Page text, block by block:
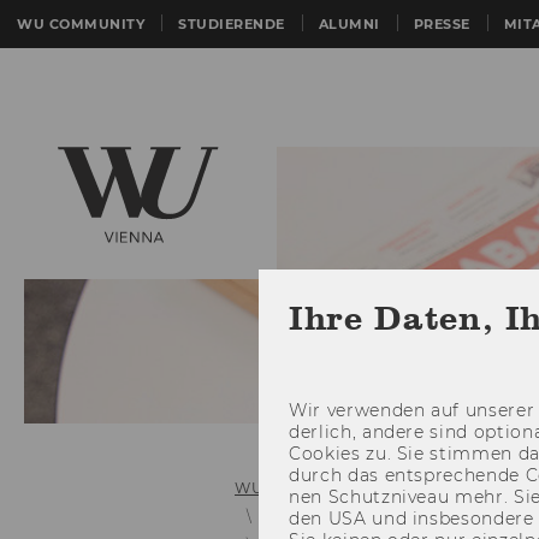
WU COMMUNITY STUDIERENDE ALUMNI PRESSE
WU (Wirtschaftsuniversität Wien)
Links zu älteren
Ihre Daten,
Wir ver­wen­den auf
der­lich, an­de­re sind
Coo­kies zu. Sie stim­men
durch das ent­spre­chen­de
nen Schutz­ni­veau mehr.
den USA und